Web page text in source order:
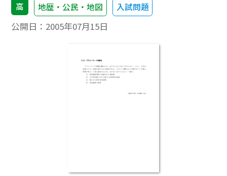
高 地歴・公民・地図 入試問題
公開日： 2005年07月15日